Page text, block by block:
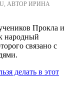
АВТОР ИРИНА
Прокла и
народный
связано с
делать в этот